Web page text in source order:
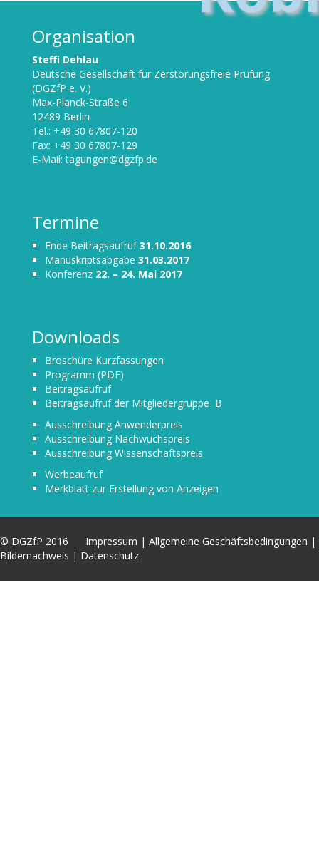
Organisation
Steffi Dehlau
Deutsche Gesellschaft für Zerstörungsfreie Prüfung
(DGZfP e. V.)
Max-Planck-Straße 6
12489 Berlin
Tel.: +49 30 67807-120
Fax: +49 30 67807-129
E-Mail:tagungen@dgzfp.de
Termine
Ende Beitragsaufruf31.10.2016
Manuskriptsabgabe 31.03.2017
Konferenz 22. – 24. Mai 2017
Downloads
Broschüre Kurzfassungen
Programm (PDF)
Beitragsaufruf
Beitragsaufruf der Mitgliedergruppe B
Ausschreibung Anwenderpreis
Ausschreibung Nachwuchspreis
Ausschreibung Wissenschaftspreis
Werbeaufruf
Merkblatt zur Erstellung von Anzeigen
© DGZfP 2016 Impressum | Allgemeine Geschäftsbedingungen |
Bildernachweis | Datenschutz